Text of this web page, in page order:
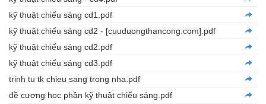
kỹ thuật chiếu sáng cd1.pdf
kỹ thuật chiếu sáng cd2 - [cuuduongthancong.com].pdf
kỹ thuật chiếu sáng cd2.pdf
kỹ thuật chiếu sáng cd3.pdf
trinh tu tk chieu sang trong nha.pdf
đề cương học phần kỹ thuật chiếu sáng.pdf